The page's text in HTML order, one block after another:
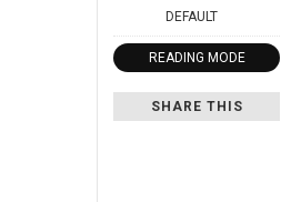
DEFAULT
READING MODE
SHARE THIS